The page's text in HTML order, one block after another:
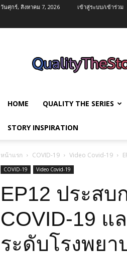
วันศุกร์, สิงหาคม 7, 2026 เข้าสู่ระบบ/เข้าร่วม
HOME QUALITY THE SERIES
STORY INSPIRATION
หน้าแรก COVID-19 Video Covid-19
COVID-19 Video Covid-19
EP12 ประส
COVID-19 แ
ระดับโรงพย